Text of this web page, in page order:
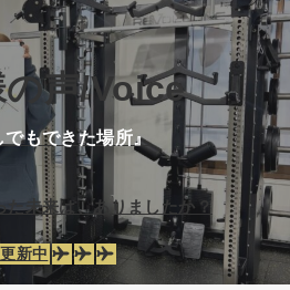
の声/Voice
でもできた場所』
た未来は、ありましたか？
新中